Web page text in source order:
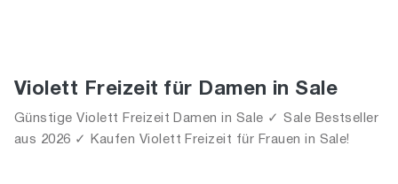
Violett Freizeit für Damen in Sale
Günstige Violett Freizeit Damen in Sale ✓ Sale Bestseller
aus 2026 ✓ Kaufen Violett Freizeit für Frauen in Sale!